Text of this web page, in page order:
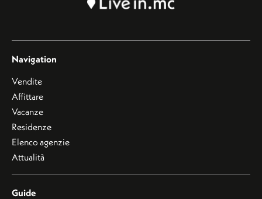
Navigation
Vendite
Affittare
Vacanze
Residenze
Elenco agenzie
Attualità
Guide